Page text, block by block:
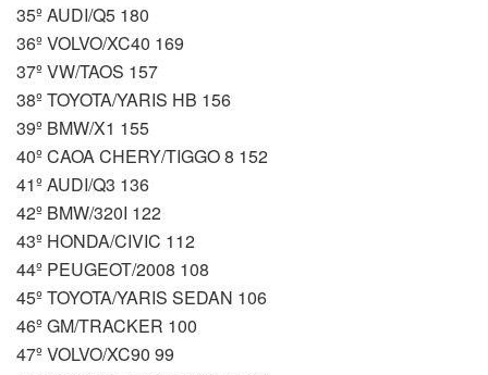
35º AUDI/Q5 180
36º VOLVO/XC40 169
37º VW/TAOS 157
38º TOYOTA/YARIS HB 156
39º BMW/X1 155
40º CAOA CHERY/TIGGO 8 152
41º AUDI/Q3 136
42º BMW/320I 122
43º HONDA/CIVIC 112
44º PEUGEOT/2008 108
45º TOYOTA/YARIS SEDAN 106
46º GM/TRACKER 100
47º VOLVO/XC90 99